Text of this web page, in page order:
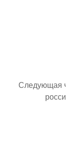
Следующая